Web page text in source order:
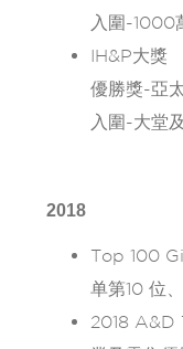
入圍-1000
IH&P大獎
優勝獎-亞
入圍-大堂
2018
Top 100
单第10 位
2018 A&D